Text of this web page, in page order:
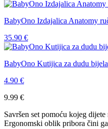
BabyOno Izdajalica Anatomy
35.90 €
BabyOno Kutijica za dudu bijela
4.90 €
9.99 €
Savršen set pomoću kojeg
Ergonomski oblik pribora čini